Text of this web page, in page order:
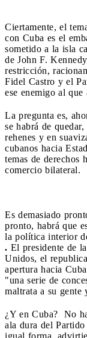
Ciertamente, el
con Cuba es el
sometido a la isla
de John F.
restricción,
Fidel Castro y el
ese enemigo al que
La pregunta es,
se habrá de
rehenes y en
cubanos hacia
temas de derechos
comercio bilateral.
Es demasiado
pronto, habrá que
la política interior
. El presidente de
Unidos, el
apertura hacia
"una serie de
maltrata a su gente
¿Y en Cuba? No
ala dura del Partido
igual forma,